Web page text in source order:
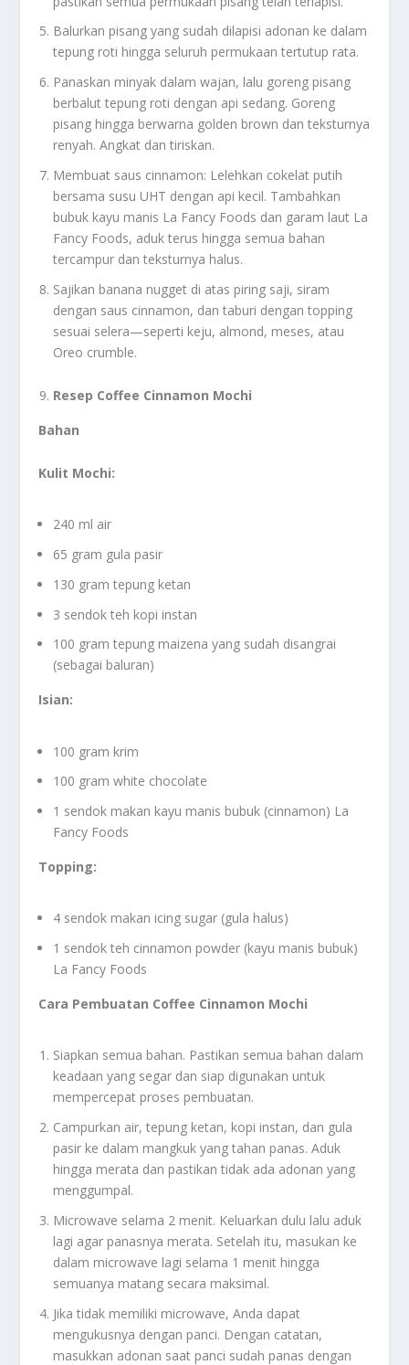
Balurkan pisang yang sudah dilapisi adonan ke dalam
tepung roti hingga seluruh permukaan tertutup rata.
Panaskan minyak dalam wajan, lalu goreng pisang
berbalut tepung roti dengan api sedang. Goreng
pisang hingga berwarna golden brown dan teksturnya
renyah. Angkat dan tiriskan.
Membuat saus cinnamon: Lelehkan cokelat putih
bersama susu UHT dengan api kecil. Tambahkan
bubuk kayu manis La Fancy Foods dan garam laut La
Fancy Foods, aduk terus hingga semua bahan
tercampur dan teksturnya halus.
Sajikan banana nugget di atas piring saji, siram
dengan saus cinnamon, dan taburi dengan topping
sesuai selera—seperti keju, almond, meses, atau
Oreo crumble.
Resep Coffee Cinnamon Mochi
Bahan
Kulit Mochi:
240 ml air
65 gram gula pasir
130 gram tepung ketan
3 sendok teh kopi instan
100 gram tepung maizena yang sudah disangrai
(sebagai baluran)
Isian:
100 gram krim
100 gram white chocolate
1 sendok makan kayu manis bubuk (cinnamon) La
Fancy Foods
Topping:
4 sendok makan icing sugar (gula halus)
1 sendok teh cinnamon powder (kayu manis bubuk)
La Fancy Foods
Cara Pembuatan Coffee Cinnamon Mochi
Siapkan semua bahan. Pastikan semua bahan dalam
keadaan yang segar dan siap digunakan untuk
mempercepat proses pembuatan.
Campurkan air, tepung ketan, kopi instan, dan gula
pasir ke dalam mangkuk yang tahan panas. Aduk
hingga merata dan pastikan tidak ada adonan yang
menggumpal.
Microwave selama 2 menit. Keluarkan dulu lalu aduk
lagi agar panasnya merata. Setelah itu, masukan ke
dalam microwave lagi selama 1 menit hingga
semuanya matang secara maksimal.
Jika tidak memiliki microwave, Anda dapat
mengukusnya dengan panci. Dengan catatan,
masukkan adonan saat panci sudah panas dengan